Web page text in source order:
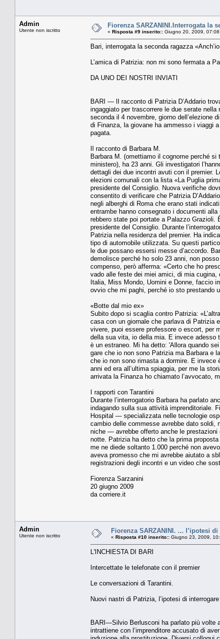
Admin
Utente non iscritto
Fiorenza SARZANINI.Interrogata la
« Risposta #9 inserito:: Giugno 20, 2009,
Bari, interrogata la seconda ragazza
L’amica di Patrizia: non mi sono fermata a
DA UNO DEI NOSTRI INVIATI
BARI — Il racconto di Patri­zia D’Addario
ingaggiato per trascor­rere le due serate
seconda il 4 no­vembre, giorno dell’elezione
di Finan­za, la giovane ha ammesso i viaggi
paga­ta.
Il racconto di Barbara M.
Barbara M. (omettiamo il co­gnome perché
ministero), ha 23 anni. Gli investigatori
dettagli dei due incontri avuti con il premier.
elezioni comunali con la li­sta «La Puglia
presidente del Consi­glio. Nuova verifiche
consentito di verificare che Patrizia
negli alberghi di Roma che erano stati
entram­be hanno consegnato i docu­menti
rebbero state poi portate a Pa­lazzo Grazioli.
presidente del Con­siglio. Durante
Patrizia nella re­sidenza del premier. Ha
tipo di automobile utilizzata. Su que­sti
le due possano essersi mes­se d’accordo.
demolisce perché ho solo 23 anni, non
compenso, però afferma: «Certo che ho
vado alle feste dei miei amici, di mia
Italia, Miss Mon­do, Uomini e Donne, faccio
ovvio che mi paghi, perché io sto prestando
«Botte dal mio ex»
Subito dopo si scaglia contro Patrizia:
casa con un giornale che parlava di Patrizia
vivere, puoi essere professore o escort, per
della sua vita, io della mia. E invece ades­so
è un estraneo. Mi ha detto: 'Allora quando
gare che io non sono Patrizia ma Barbara e
che io non sono ri­masta a dormire. E
anni ed era al­l’ultima spiaggia, per me la
arrivata la Finanza ho chiamato l’avvoca­to,
I rapporti con Tarantini
Durante l’interrogatorio Bar­bara ha parlato
indagando sulla sua at­tività imprenditoriale.
Hospital — specializzata nelle tecnologie
cam­bio delle commesse avrebbe da­to
niche — avrebbe offerto anche le prestazioni
notte. Patrizia ha detto che la pri­ma
me ne diede soltan­to 1.000 perché non
aveva pro­messo che mi avrebbe aiutato a
regi­strazioni degli incontri e un vi­deo che
Fiorenza Sarzanini
20 giugno 2009
da corriere.it
Admin
Utente non iscritto
Fiorenza SARZANINI. ... l’ipotesi
« Risposta #10 inserito:: Giugno 23, 2009,
L'INCHIESTA DI BARI
Intercettate le telefonate con il premier
Le conversazioni di Tarantini.
Nuovi nastri di Patrizia, l’ipotesi di
BARI—Silvio Berlusconi ha parlato più volte
intrattiene con l’imprenditore accusato di